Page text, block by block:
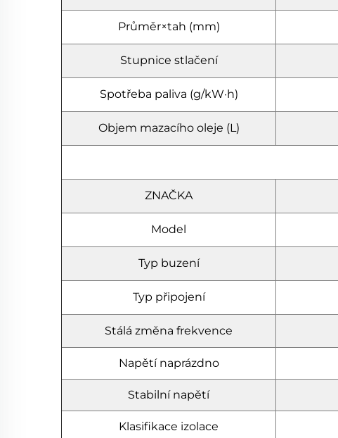
Průměr×tah (mm)
Stupnice stlačení
Spotřeba paliva (g/kW·h)
Objem mazacího oleje (L)
ZNAČKA
Model
Typ buzení
Typ připojení
Stálá změna frekvence
Napětí naprázdno
Stabilní napětí
Klasifikace izolace